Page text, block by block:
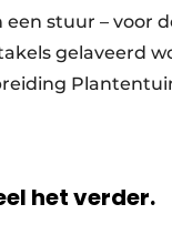
een stuur – voor
gelaveerd
het verder.